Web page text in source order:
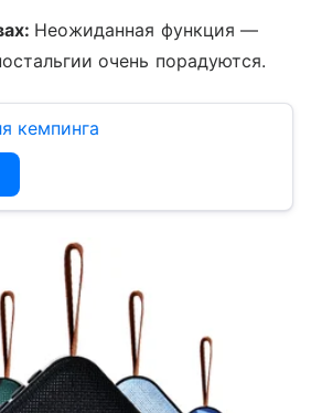
Неожиданная функция —
очень порадуются.
кемпинга